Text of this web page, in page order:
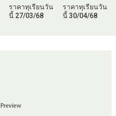
ราคาทุเรียนวัน
นี้ 27/03/68
ราคาทุเรียนวัน
นี้ 30/04/68